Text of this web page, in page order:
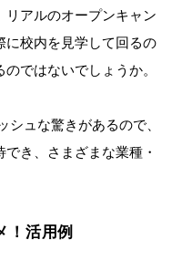
リアルのオープンキャン
に校内を見学して回るの
ではないでしょうか。
シュな驚きがあるので、
き、さまざまな業種・
！活用例